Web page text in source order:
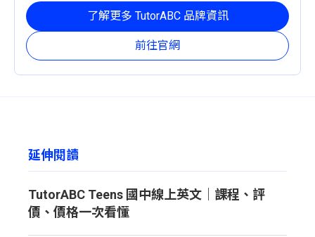
定且有效的成長路徑。
前往官網
了解更多 TutorABC 品牌資訊
延伸閱讀
TutorABC Teens 國中線上英文｜課程、評
價、價格一次看懂